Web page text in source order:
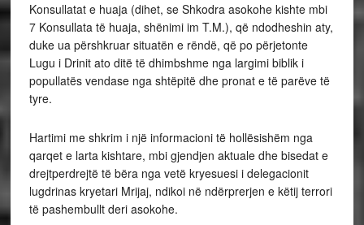
Konsullatat e huaja (dihet, se Shkodra asokohe kishte mbi
7 Konsullata të huaja, shënimi im T.M.), që ndodheshin aty,
duke ua përshkruar situatën e rëndë, që po përjetonte
Lugu i Drinit ato ditë të dhimbshme nga largimi biblik i
popullatës vendase nga shtëpitë dhe pronat e të parëve të
tyre.
Hartimi me shkrim i një informacioni të hollësishëm nga
qarqet e larta kishtare, mbi gjendjen aktuale dhe bisedat e
drejtperdrejtë të bëra nga vetë kryesuesi i delegacionit
lugdrinas kryetari Mrijaj, ndikoi në ndërprerjen e këtij terrori
të pashembullt deri asokohe.